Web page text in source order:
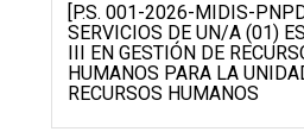
[P.S. 001-2026-MIDIS-
SERVICIOS DE UN/A (01)
III EN GESTIÓN DE
HUMANOS PARA LA
RECURSOS HUMANOS